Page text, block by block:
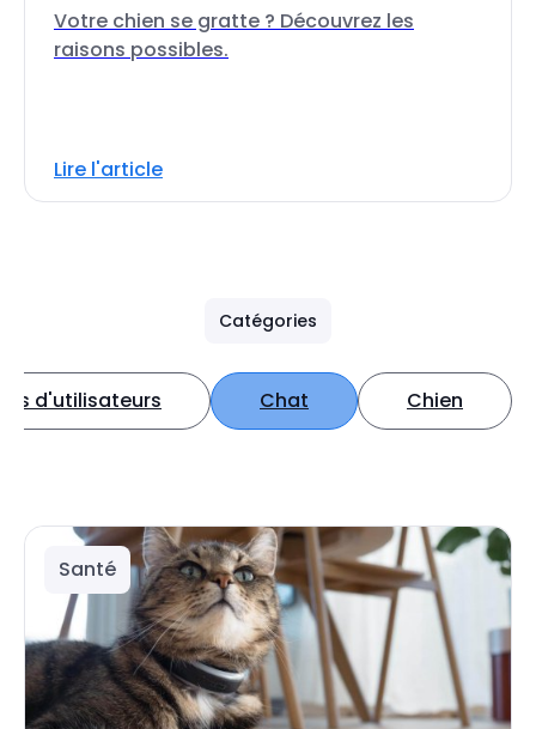
Votre chien se gratte ? Découvrez les
raisons possibles.
Lire l'article
Catégories
d'utilisateurs Chat Chien
Santé